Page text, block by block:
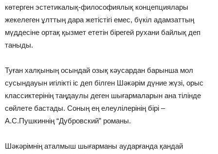
көтерген эстетикалық-философиялық концепциялары
жекелеген ұлттың дара жетістігі емес, бүкіл адамзаттың
мүддесіне ортақ қызмет ететін бірегей рухани байлық деп
таныды.
Туған халқының осындай озық кәусардан барынша мол
сусындауын игілікті іс деп білген Шәкәрім дүние жүзі, орыс
классиктерінің таңдаулы деген шығармаларын ана тілінде
сөйлете бастады. Соның ең елеулілерінің бірі –
А.С.Пушкиннің “Дубровский” романы.
Шәкәрімнің аталмыш шығарманы аударғанда қандай